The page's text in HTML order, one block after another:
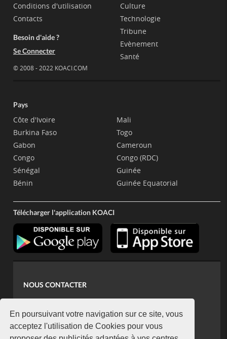
En poursuivant votre navigation sur ce site, vous
acceptez l'utilisation de Cookies pour vous
Conditions d'utilisation
Contacts
Besoin d'aide ?
Se Connecter
© 2008 - 2022 KOACI.COM
Culture
Technologie
Tribune
Evènement
Santé
Pays
Côte d'Ivoire
Burkina Faso
Gabon
Congo
Sénégal
Bénin
Mali
Togo
Cameroun
Congo (RDC)
Guinée
Guinée Equatorial
Télécharger l'application KOACI
NOUS CONTACTER
koaci@yahoo.fr
+225 07 08 85 52 93